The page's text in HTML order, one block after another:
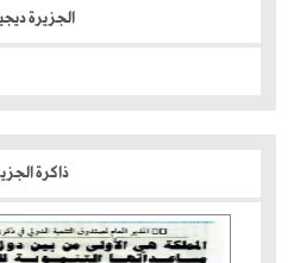
الجزيرة
ذاكرة